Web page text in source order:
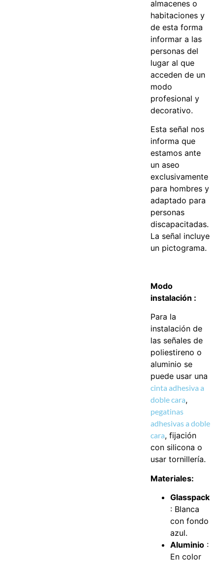
almacenes o
habitaciones y
de esta forma
informar a las
personas del
lugar al que
acceden de un
modo
profesional y
decorativo.
Esta señal nos
informa que
estamos ante
un aseo
exclusivamente
para hombres y
adaptado para
personas
discapacitadas.
La señal incluye
un pictograma.
Modo
instalación :
Para la
instalación de
las señales de
poliestireno o
aluminio se
puede usar una
cinta adhesiva a
doble cara,
pegatinas
adhesivas a doble
cara, fijación
con silicona o
usar tornillería.
Materiales:
Glasspack
: Blanca
con fondo
azul.
Aluminio :
En color